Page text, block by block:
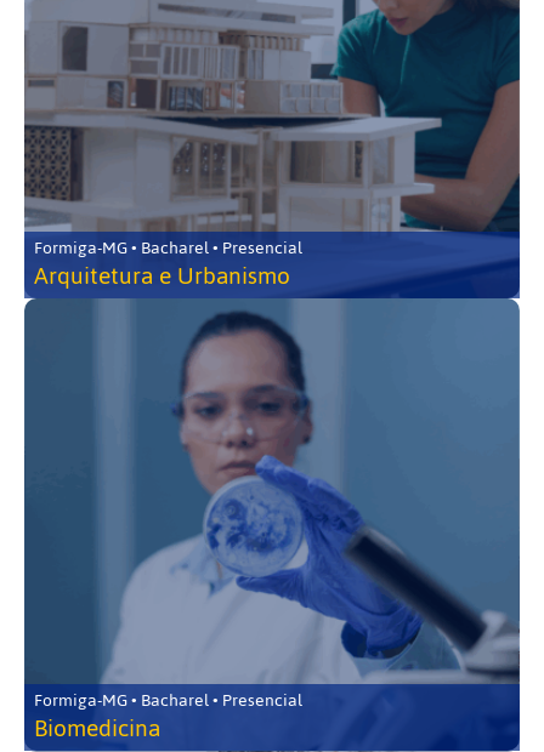
Formiga-MG • Bacharel • Presencial
Arquitetura e Urbanismo
Formiga-MG • Bacharel • Presencial
Biomedicina